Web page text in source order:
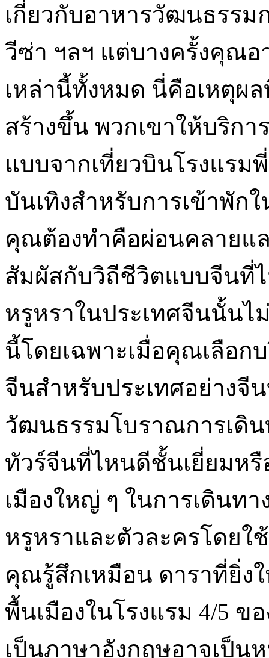
เกี่ยวกับอาหารวัฒนธรร
วีซ่า ฯลฯ แต่บางครั้งคุณอ
เหล่านี้ทั้งหมด นี่คือเหตุผ
สร้างขึ้น พวกเขาให้บริกา
แบบจากเที่ยวบินโรงแรม
บันเทิงสำหรับการเข้าพัก
คุณต้องทำคือผ่อนคลายแ
สัมผัสกับวิถีชีวิตแบบจีนที่
หรูหราในประเทศจีนนั้นไ
นี้โดยเฉพาะเมื่อคุณเลือก
จีนสำหรับประเทศอย่างจี
วัฒนธรรมโบราณการเดิ
ทัวร์จีนที่ไหนดีชั้นเยี่ยมห
เมืองใหญ่ ๆ ในการเดินท
หรูหราและตัวละครโดยใ
คุณรู้สึกเหมือน ดาราที่ยิ่ง
พื้นเมืองในโรงแรม 4/5
เป็นภาษาอังกฤษอาจเป็น